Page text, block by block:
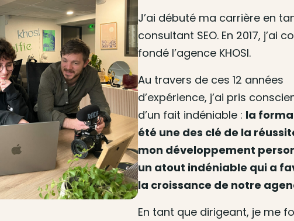
J’ai débuté ma carrière en
consultant SEO. En 2017, j’ai
fondé l’agence KHOSI.
Au travers de ces 12 années
d’expérience, j’ai pris
d’un fait indéniable : la
été une des clé de la
mon développement
un atout indéniable qui a
la croissance de notre
En tant que dirigeant, je me